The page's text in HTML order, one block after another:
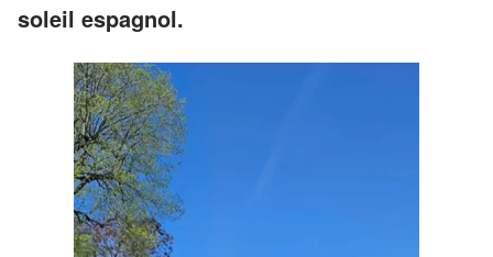
soleil espagnol.